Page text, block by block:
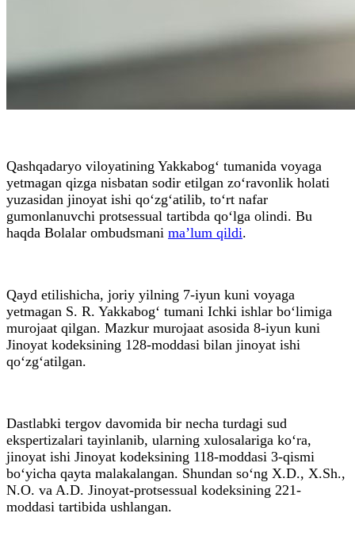
Qashqadaryo viloyatining Yakkabog‘ tumanida voyaga
yetmagan qizga nisbatan sodir etilgan zo‘ravonlik holati
yuzasidan jinoyat ishi qo‘zg‘atilib, to‘rt nafar
gumonlanuvchi protsessual tartibda qo‘lga olindi. Bu
haqda Bolalar ombudsmani ma’lum qildi.
Qayd etilishicha, joriy yilning 7-iyun kuni voyaga
yetmagan S. R. Yakkabog‘ tumani Ichki ishlar bo‘limiga
murojaat qilgan. Mazkur murojaat asosida 8-iyun kuni
Jinoyat kodeksining 128-moddasi bilan jinoyat ishi
qo‘zg‘atilgan.
Dastlabki tergov davomida bir necha turdagi sud
ekspertizalari tayinlanib, ularning xulosalariga ko‘ra,
jinoyat ishi Jinoyat kodeksining 118-moddasi 3-qismi
bo‘yicha qayta malakalangan. Shundan so‘ng X.D., X.Sh.,
N.O. va A.D. Jinoyat-protsessual kodeksining 221-
moddasi tartibida ushlangan.